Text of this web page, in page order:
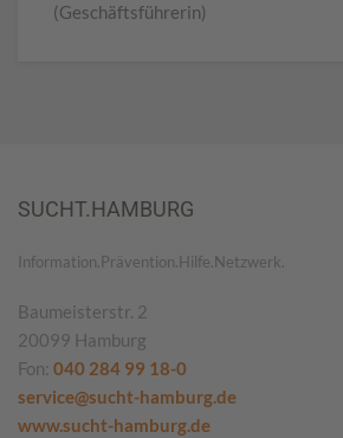
(Geschäftsführerin)
SUCHT.HAMBURG
Information.Prävention.Hilfe.Netzwerk.
Baumeisterstr. 2
20099 Hamburg
Fon: 040 284 99 18-0
service@sucht-hamburg.de
www.sucht-hamburg.de